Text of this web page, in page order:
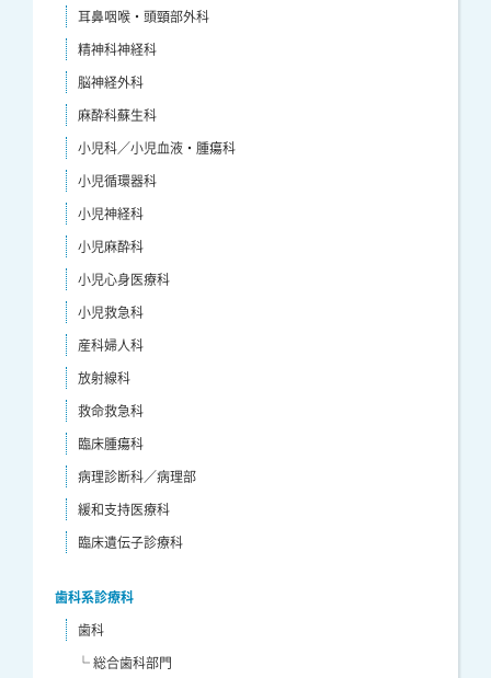
耳鼻咽喉・頭頸部外科
精神科神経科
脳神経外科
麻酔科蘇生科
小児科／小児血液・腫瘍科
小児循環器科
小児神経科
小児麻酔科
小児心身医療科
小児救急科
産科婦人科
放射線科
救命救急科
臨床腫瘍科
病理診断科／病理部
緩和支持医療科
臨床遺伝子診療科
歯科系診療科
歯科
└ 総合歯科部門